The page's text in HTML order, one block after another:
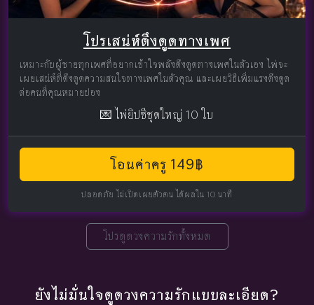
โปรเสน่ห์ดึงดูดทางเพศ
เหมาะกับผู้ชายทุกเพศที่อยากเข้าใจพลังดึงดูดทางเพศในตัวเอง ไพ่จะ
เผยเสน่ห์ที่ดึงดูดความสนใจทางเพศในตัวคุณ และเผยวิธีเพิ่มแรงดึงดูด
ต่อคนที่คุณหมายปอง
💌 ไพ่ยิปซีชุดใหญ่ 10 ใบ
โอนค่าครู 149฿
ปลอดภัย ไม่เปิดเผยตัวตน ได้ผลใน 10 นาที
โปรดูดวงความรักทั้งหมด
ยังไม่มั่นใจดูดวงความรักแบบละเอียด?